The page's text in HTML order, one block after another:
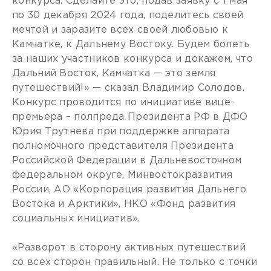
по 30 декабря 2024 года, поделитесь своей
мечтой и заразите всех своей любовью к
Камчатке, к Дальнему Востоку. Будем болеть
за наших участников конкурса и докажем, что
Дальний Восток, Камчатка — это земля
путешествий!» — сказал Владимир Солодов.
Конкурс проводится по инициативе вице-
премьера – полпреда Президента РФ в ДФО
Юрия Трутнева при поддержке аппарата
полномочного представителя Президента
Российской Федерации в Дальневосточном
федеральном округе, Минвостокразвития
России, АО «Корпорация развития Дальнего
Востока и Арктики», НКО «Фонд развития
социальных инициатив».
«Разворот в сторону активных путешествий
со всех сторон правильный. Не только с точки